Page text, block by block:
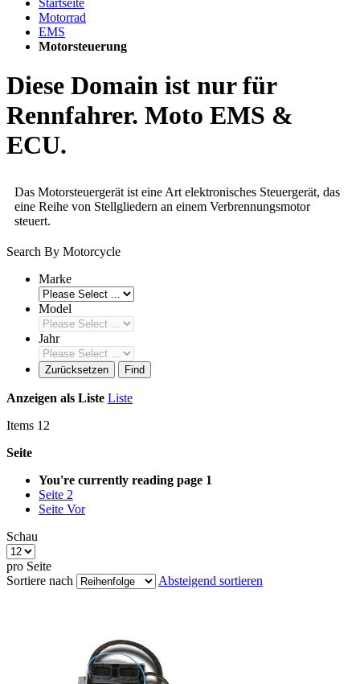
Motorrad
EMS
Motorsteuerung
Diese Domain ist nur für
Rennfahrer. Moto EMS &
ECU.
Das Motorsteuergerät ist eine Art elektronisches Steuergerät, das
eine Reihe von Stellgliedern an einem Verbrennungsmotor
steuert.
Search By Motorcycle
Marke
Model
Jahr
Zurücksetzen Find
Anzeigen als Liste Liste
Items 12
Seite
You're currently reading page 1
Seite 2
Seite Vor
Schau
pro Seite
Sortiere nach
Absteigend sortieren